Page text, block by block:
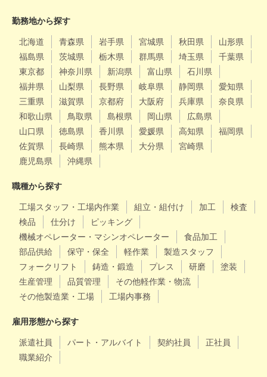
勤務地から探す
北海道 青森県 岩手県 宮城県 秋田県
山形県
福島県
茨城県 栃木県 群馬県 埼玉県
千葉県
東京都
神奈川県 新潟県 富山県
石川県
福井県
山梨県 長野県 岐阜県 静岡県
愛知県
三重県
滋賀県 京都府 大阪府 兵庫県
奈良県
和歌山県
鳥取県 島根県 岡山県
広島県
山口県
徳島県 香川県 愛媛県 高知県
福岡県
佐賀県
長崎県 熊本県 大分県
宮崎県
鹿児島県
沖縄県
職種から探す
工場スタッフ・工場内作業 組立・組付け 加工
検査
検品
仕分け
ピッキング
機械オペレーター・マシンオペレーター
食品加工
部品供給
保守・保全 軽作業
製造スタッフ
フォークリフト
鋳造・鍛造 プレス 研磨
塗装
生産管理
品質管理
その他軽作業・物流
その他製造業・工場
工場内事務
雇用形態から探す
派遣社員 パート・アルバイト 契約社員
正社員
職業紹介